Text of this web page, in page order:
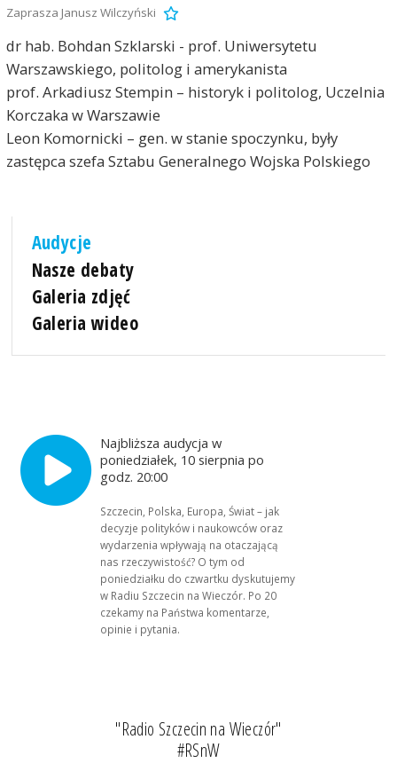
Zaprasza Janusz Wilczyński
dr hab. Bohdan Szklarski - prof. Uniwersytetu
Warszawskiego, politolog i amerykanista
prof. Arkadiusz Stempin – historyk i politolog, Uczelnia
Korczaka w Warszawie
Leon Komornicki – gen. w stanie spoczynku, były
zastępca szefa Sztabu Generalnego Wojska Polskiego
Audycje
Nasze debaty
Galeria zdjęć
Galeria wideo
Najbliższa audycja w
poniedziałek, 10 sierpnia po
godz. 20:00
Szczecin, Polska, Europa, Świat – jak
decyzje polityków i naukowców oraz
wydarzenia wpływają na otaczającą
nas rzeczywistość? O tym od
poniedziałku do czwartku dyskutujemy
w Radiu Szczecin na Wieczór. Po 20
czekamy na Państwa komentarze,
opinie i pytania.
"Radio Szczecin na Wieczór"
#RSnW